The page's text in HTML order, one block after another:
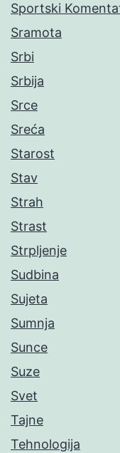
Sportski
Sramota
Srbi
Srbija
Srce
Sreća
Starost
Stav
Strah
Strast
Strpljenje
Sudbina
Sujeta
Sumnja
Sunce
Suze
Svet
Tajne
Tehnologija